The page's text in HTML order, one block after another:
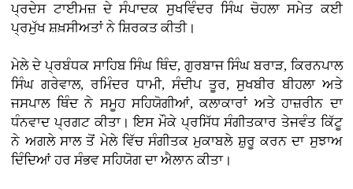
ਪ੍ਰਦੇਸ ਟਾਈਮਜ਼ ਦੇ ਸੰਪਾਦਕ ਸੁਖਵਿੰਦਰ ਸਿੰਘ ਚੋਹਲਾ ਸਮੇਤ ਕਈ
ਪ੍ਰਮੁੱਖ ਸ਼ਖ਼ਸੀਅਤਾਂ ਨੇ ਸ਼ਿਰਕਤ ਕੀਤੀ।
ਮੇਲੇ ਦੇ ਪ੍ਰਬੰਧਕ ਸਾਹਿਬ ਸਿੰਘ ਥਿੰਦ, ਗੁਰਬਾਜ ਸਿੰਘ ਬਰਾੜ, ਕਿਰਨਪਾਲ
ਸਿੰਘ ਗਰੇਵਾਲ, ਰਮਿੰਦਰ ਧਾਮੀ, ਸੰਦੀਪ ਤੂਰ, ਸੁਖਬੀਰ ਬੀਹਲਾ ਅਤੇ
ਜਸਪਾਲ ਥਿੰਦ ਨੇ ਸਮੂਹ ਸਹਿਯੋਗੀਆਂ, ਕਲਾਕਾਰਾਂ ਅਤੇ ਹਾਜ਼ਰੀਨ ਦਾ
ਧੰਨਵਾਦ ਪ੍ਰਗਟ ਕੀਤਾ। ਇਸ ਮੌਕੇ ਪ੍ਰਸਿੱਧ ਸੰਗੀਤਕਾਰ ਤੇਜਵੰਤ ਕਿੱਟੂ
ਨੇ ਅਗਲੇ ਸਾਲ ਤੋਂ ਮੇਲੇ ਵਿੱਚ ਸੰਗੀਤਕ ਮੁਕਾਬਲੇ ਸ਼ੁਰੂ ਕਰਨ ਦਾ ਸੁਝਾਅ
ਦਿੰਦਿਆਂ ਹਰ ਸੰਭਵ ਸਹਿਯੋਗ ਦਾ ਐਲਾਨ ਕੀਤਾ।